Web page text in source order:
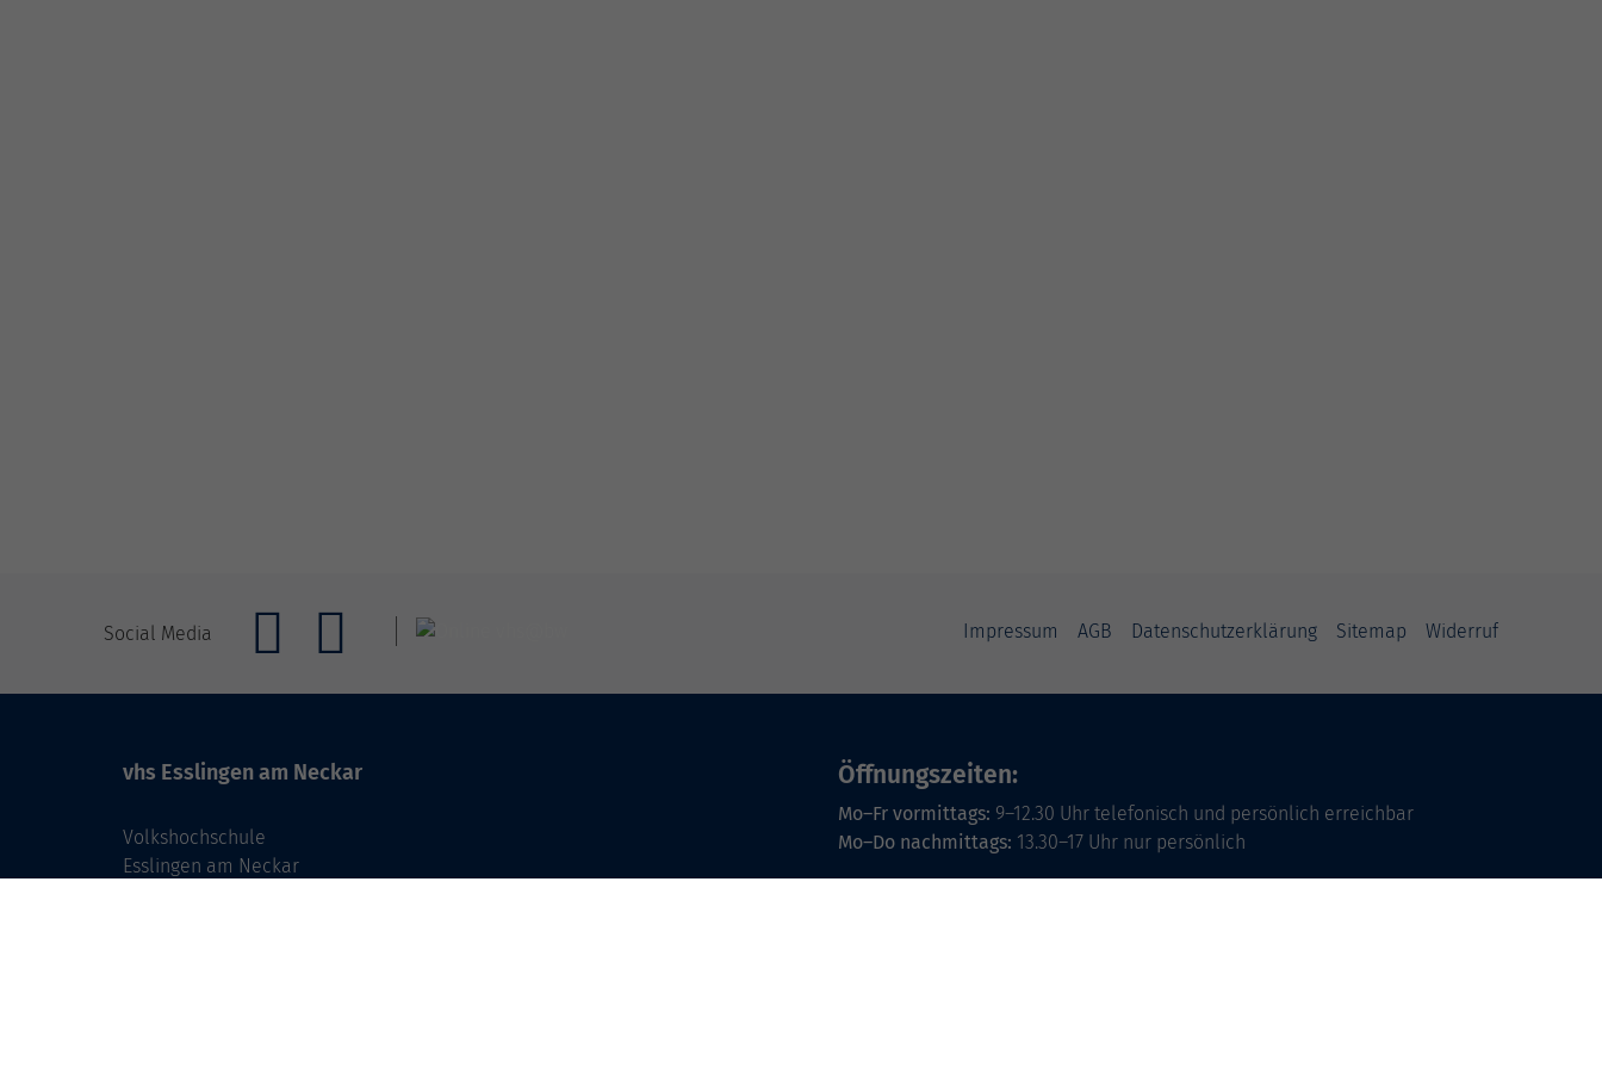
Social Media Impressum AGB Datenschutzerklärung Sitemap Widerruf
vhs Esslingen am Neckar
Volkshochschule
Esslingen am Neckar
Öffnungszeiten:
Mo–Fr vormittags: 9–12.30 Uhr telefonisch und persönlich erreichbar
Mo–Do nachmittags: 13.30–17 Uhr nur persönlich